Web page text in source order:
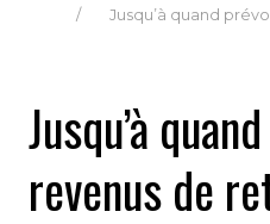
Jusqu’à quand
Jusqu’à
revenus de